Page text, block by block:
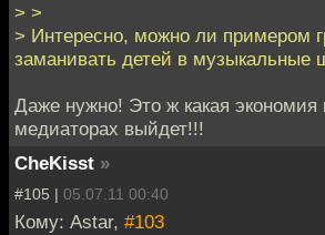
> >
> Интересно, можно ли примером
заманивать детей в музыкальные
Даже нужно! Это ж какая экономия
медиаторах выйдет!!!
CheKisst »
#105 | 05.07.11 00:40
Кому: Astar, #103